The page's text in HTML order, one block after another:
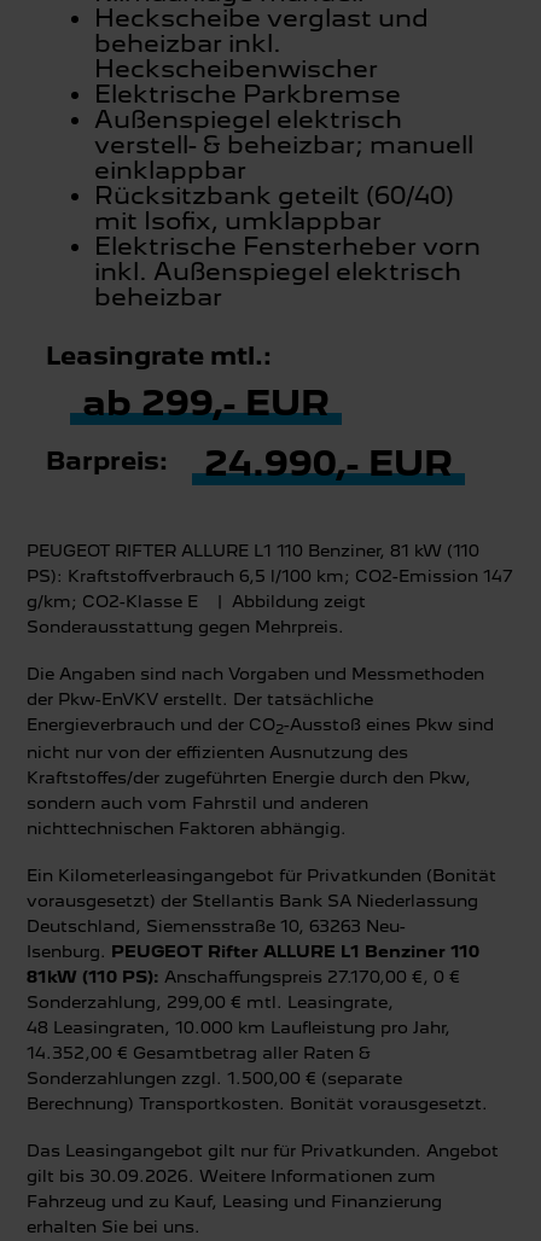
Heckscheibe verglast und
beheizbar inkl.
Heckscheibenwischer
Elektrische Parkbremse
Außenspiegel elektrisch
verstell- & beheizbar; manuell
einklappbar
Rücksitzbank geteilt (60/40)
mit Isofix, umklappbar
Elektrische Fensterheber vorn
inkl. Außenspiegel elektrisch
beheizbar
Leasingrate mtl.:
ab 299,- EUR
Barpreis: 24.990,- EUR
PEUGEOT RIFTER ALLURE L1 110 Benziner, 81 kW (110
PS): Kraftstoffverbrauch 6,5 l/100 km; CO2-Emission 147
g/km; CO2-Klasse E
| Abbildung zeigt
Sonderausstattung gegen Mehrpreis.
Die Angaben sind nach Vorgaben und Messmethoden
der Pkw-EnVKV erstellt. Der tatsächliche
Energieverbrauch und der CO2-Ausstoß eines Pkw sind
nicht nur von der effizienten Ausnutzung des
Kraftstoffes/der zugeführten Energie durch den Pkw,
sondern auch vom Fahrstil und anderen
nichttechnischen Faktoren abhängig.
Ein Kilometerleasingangebot für Privatkunden (Bonität
vorausgesetzt) der Stellantis Bank SA Niederlassung
Deutschland, Siemensstraße 10, 63263 Neu-
Isenburg. PEUGEOT Rifter ALLURE L1 Benziner 110
81kW (110 PS): Anschaffungspreis 27.170,00 €, 0 €
Sonderzahlung, 299,00 € mtl. Leasingrate,
48 Leasingraten, 10.000 km Laufleistung pro Jahr,
14.352,00 € Gesamtbetrag aller Raten &
Sonderzahlungen zzgl. 1.500,00 € (separate
Berechnung) Transportkosten. Bonität vorausgesetzt.
Das Leasingangebot gilt nur für Privatkunden. Angebot
gilt bis 30.09.2026. Weitere Informationen zum
Fahrzeug und zu Kauf, Leasing und Finanzierung
erhalten Sie bei uns.